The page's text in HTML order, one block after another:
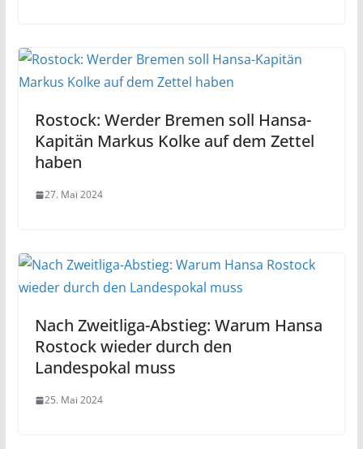
Rostock: Werder Bremen soll Hansa-
Kapitän Markus Kolke auf dem Zettel
haben
27. Mai 2024
Nach Zweitliga-Abstieg: Warum Hansa
Rostock wieder durch den
Landespokal muss
25. Mai 2024